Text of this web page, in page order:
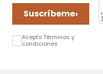
Suscríbeme›
Acepto Términos y
condiciones